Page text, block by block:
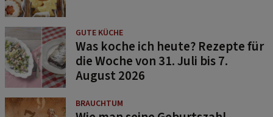
GUTE KÜCHE
Was koche ich heute? Rezepte für
die Woche von 31. Juli bis 7.
August 2026
BRAUCHTUM